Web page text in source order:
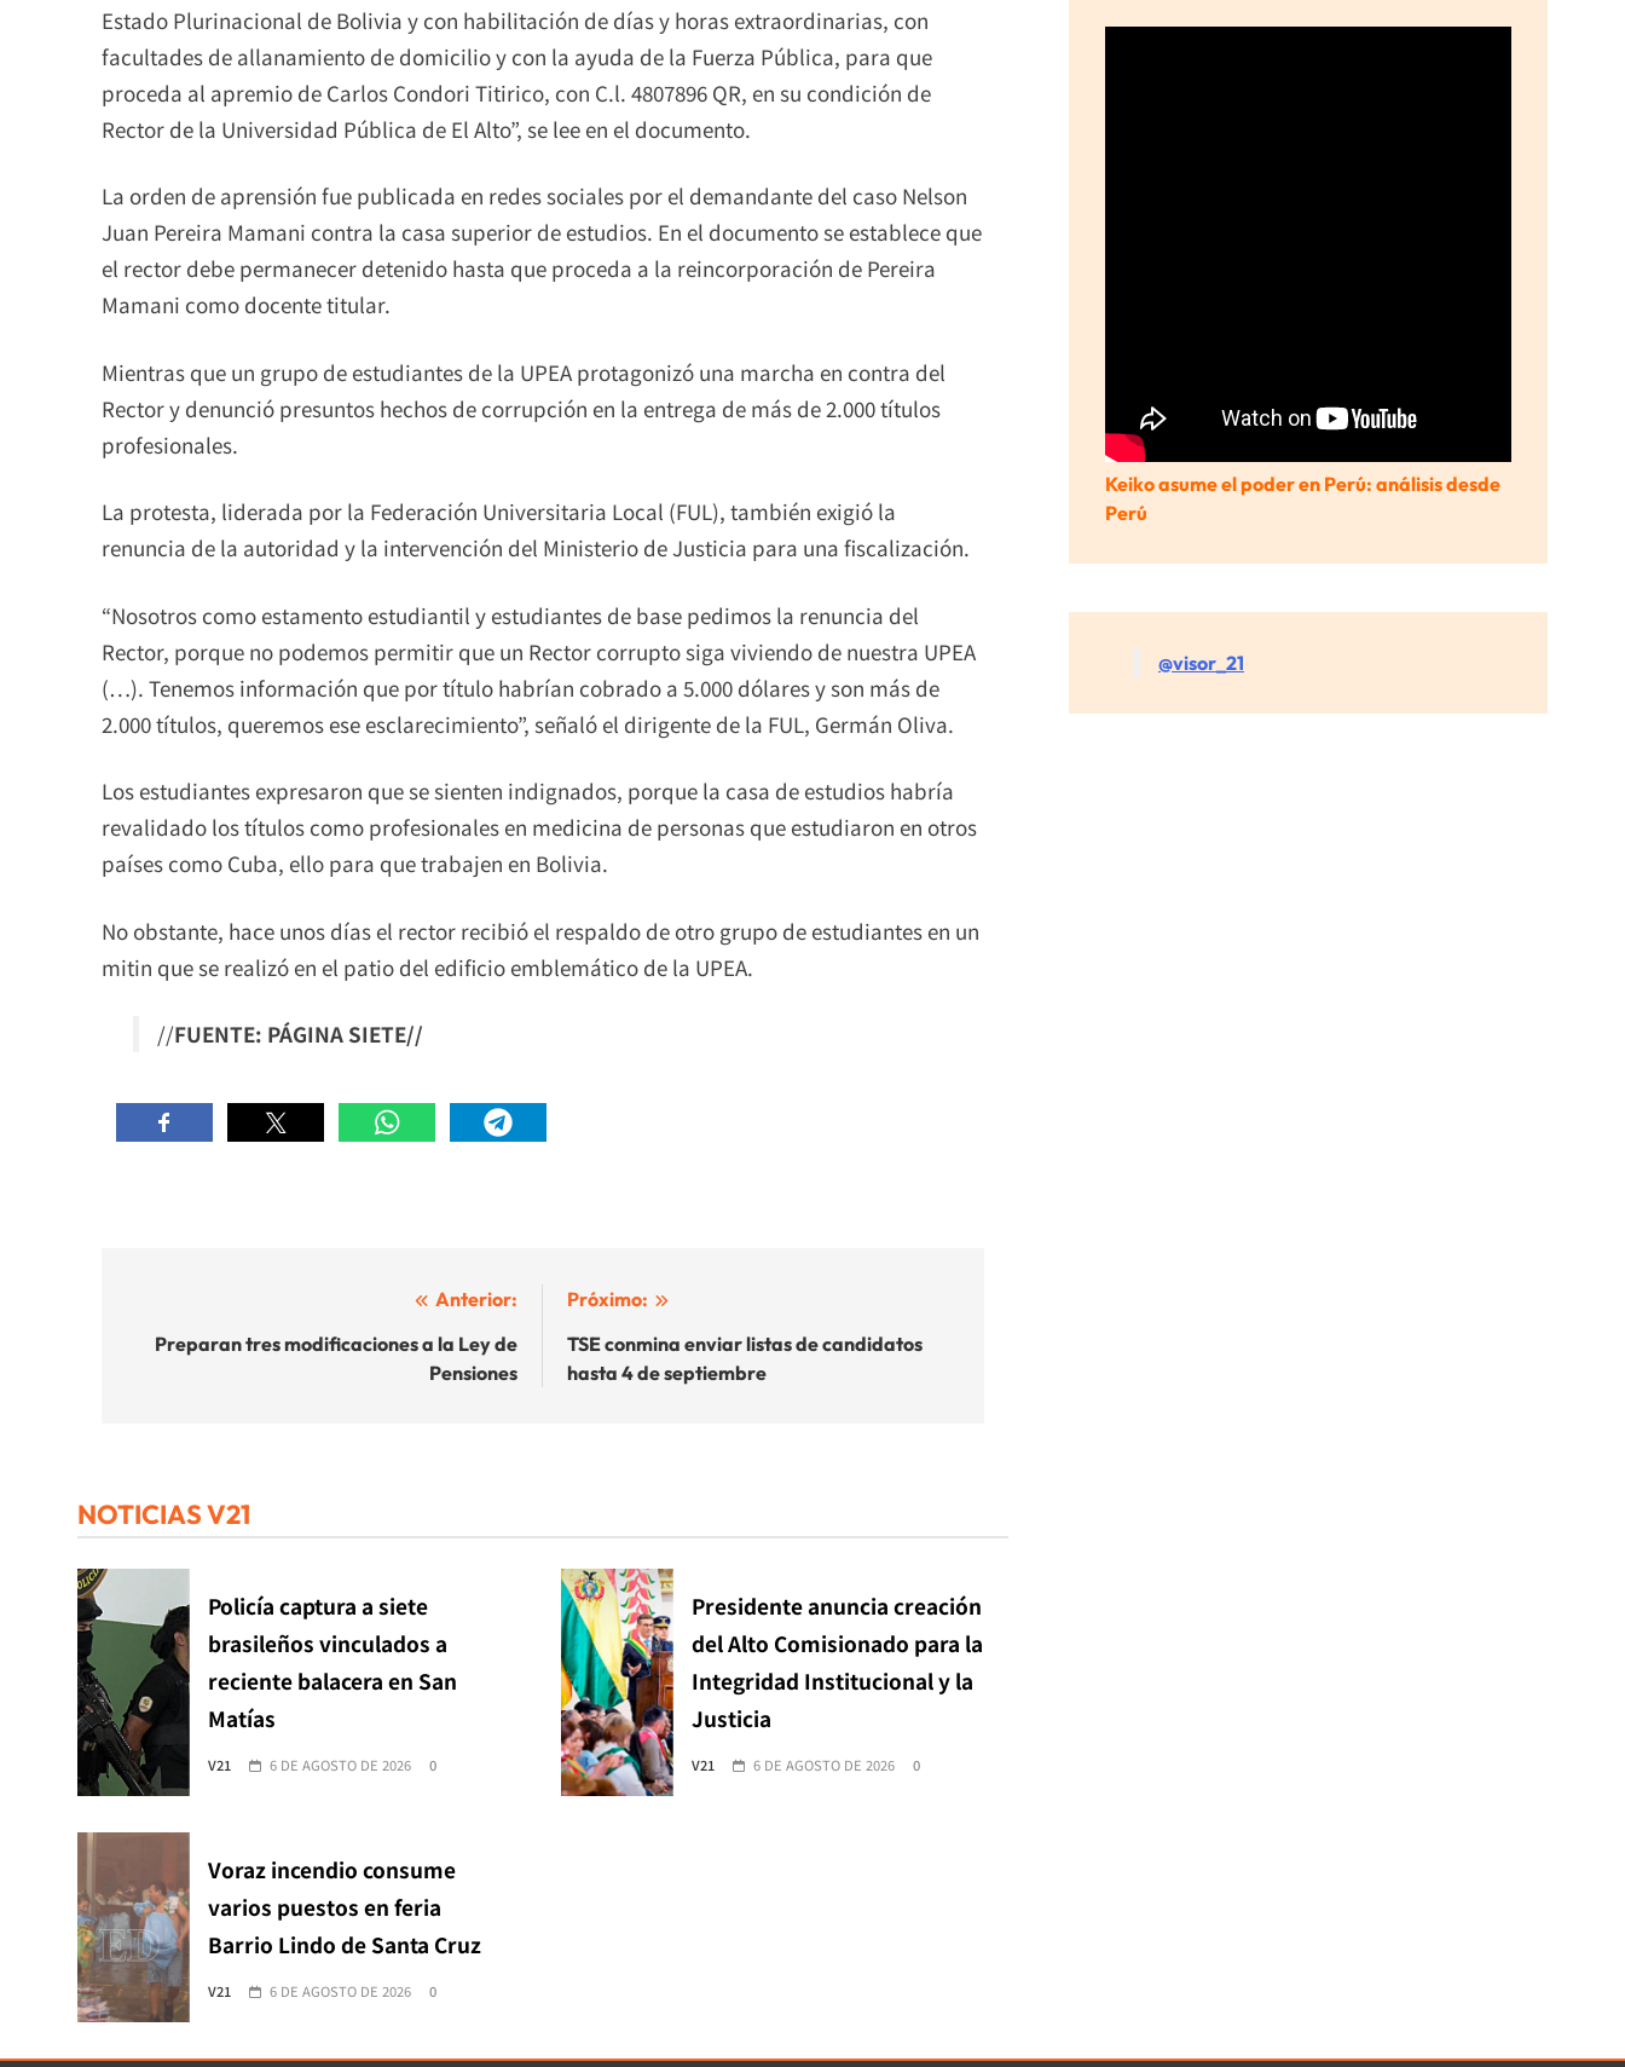
Estado Plurinacional de Bolivia y con habilitación de días y horas extraordinarias, con
facultades de allanamiento de domicilio y con la ayuda de la Fuerza Pública, para que
proceda al apremio de Carlos Condori Titirico, con C.l. 4807896 QR, en su condición de
Rector de la Universidad Pública de El Alto”, se lee en el documento.
La orden de aprensión fue publicada en redes sociales por el demandante del caso Nelson
Juan Pereira Mamani contra la casa superior de estudios. En el documento se establece que
el rector debe permanecer detenido hasta que proceda a la reincorporación de Pereira
Mamani como docente titular.
Mientras que un grupo de estudiantes de la UPEA protagonizó una marcha en contra del
Rector y denunció presuntos hechos de corrupción en la entrega de más de 2.000 títulos
profesionales.
La protesta, liderada por la Federación Universitaria Local (FUL), también exigió la
renuncia de la autoridad y la intervención del Ministerio de Justicia para una fiscalización.
“Nosotros como estamento estudiantil y estudiantes de base pedimos la renuncia del
Rector, porque no podemos permitir que un Rector corrupto siga viviendo de nuestra UPEA
(…). Tenemos información que por título habrían cobrado a 5.000 dólares y son más de
2.000 títulos, queremos ese esclarecimiento”, señaló el dirigente de la FUL, Germán Oliva.
Los estudiantes expresaron que se sienten indignados, porque la casa de estudios habría
revalidado los títulos como profesionales en medicina de personas que estudiaron en otros
países como Cuba, ello para que trabajen en Bolivia.
No obstante, hace unos días el rector recibió el respaldo de otro grupo de estudiantes en un
mitin que se realizó en el patio del edificio emblemático de la UPEA.
//FUENTE: PÁGINA SIETE//
de
Anterior:
Preparan tres modificaciones a la Ley de
Pensiones
Próximo:
TSE conmina enviar listas de candidatos
hasta 4 de septiembre
NOTICIAS V21
Policía captura a siete
brasileños vinculados a
reciente balacera en San
Matías
V21 6 DE AGOSTO DE 2026 0
Presidente anuncia creación
del Alto Comisionado para la
Integridad Institucional y la
Justicia
V21 6 DE AGOSTO DE 2026 0
Voraz incendio consume
varios puestos en feria
Barrio Lindo de Santa Cruz
V21 6 DE AGOSTO DE 2026 0
Keiko asume el poder en Perú: análisis desde
Perú
@visor_21